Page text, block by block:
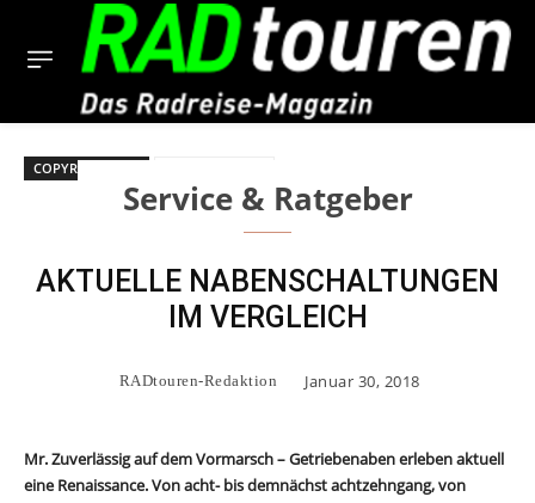
COPYRIGHT BILD
Service & Ratgeber
AKTUELLE NABENSCHALTUNGEN
IM VERGLEICH
RADtouren-Redaktion Januar 30, 2018
Mr. Zuverlässig auf dem Vormarsch – Getriebenaben erleben aktuell
eine Renaissance. Von acht- bis demnächst achtzehngang, von